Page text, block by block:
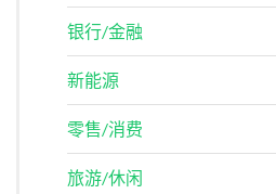
银行/金融
新能源
零售/消费
旅游/休闲